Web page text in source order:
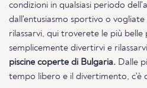
condizioni in qualsiasi periodo
dall'entusiasmo sportivo o
rilassarvi, qui troverete le più
semplicemente divertirvi e
piscine coperte di Bulgaria. Dalle
tempo libero e il divertimento, c'è